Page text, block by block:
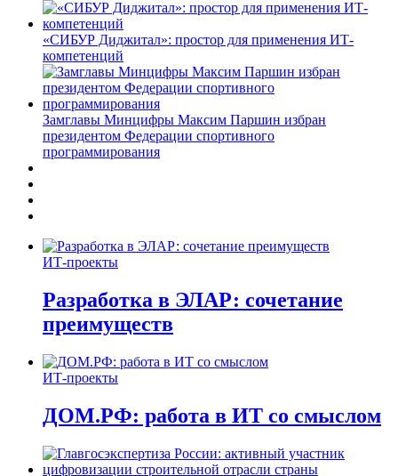
«СИБУР Диджитал»: простор для применения ИТ-
компетенций
Замглавы Минцифры Максим Паршин избран
президентом Федерации спортивного
программирования
ИТ-проекты
Разработка в ЭЛАР: сочетание
преимуществ
ИТ-проекты
ДОМ.РФ: работа в ИТ со смыслом